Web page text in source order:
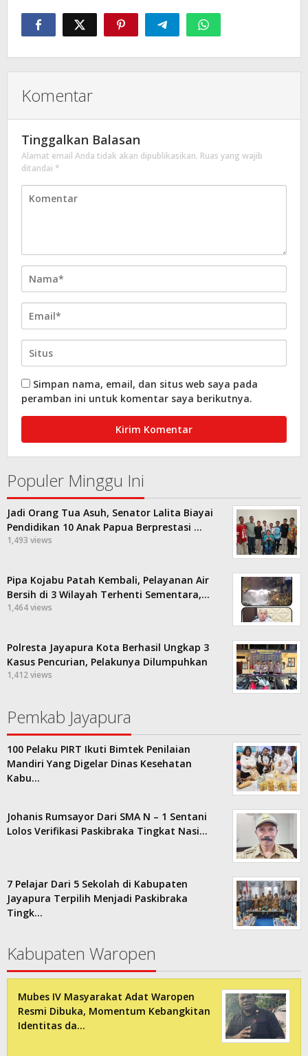
Komentar
Tinggalkan Balasan
Alamat email Anda tidak akan dipublikasikan. Ruas yang wajib
ditandai *
Simpan nama, email, dan situs web saya pada
peramban ini untuk komentar saya berikutnya.
Populer Minggu Ini
Jadi Orang Tua Asuh, Senator Lalita Biayai
Pendidikan 10 Anak Papua Berprestasi …
1,493 views
Pipa Kojabu Patah Kembali, Pelayanan Air
Bersih di 3 Wilayah Terhenti Sementara,…
1,464 views
Polresta Jayapura Kota Berhasil Ungkap 3
Kasus Pencurian, Pelakunya Dilumpuhkan
1,412 views
Pemkab Jayapura
100 Pelaku PIRT Ikuti Bimtek Penilaian
Mandiri Yang Digelar Dinas Kesehatan
Kabu…
Johanis Rumsayor Dari SMA N – 1 Sentani
Lolos Verifikasi Paskibraka Tingkat Nasi…
7 Pelajar Dari 5 Sekolah di Kabupaten
Jayapura Terpilih Menjadi Paskibraka
Tingk…
Kabupaten Waropen
Mubes IV Masyarakat Adat Waropen
Resmi Dibuka, Momentum Kebangkitan
Identitas da…